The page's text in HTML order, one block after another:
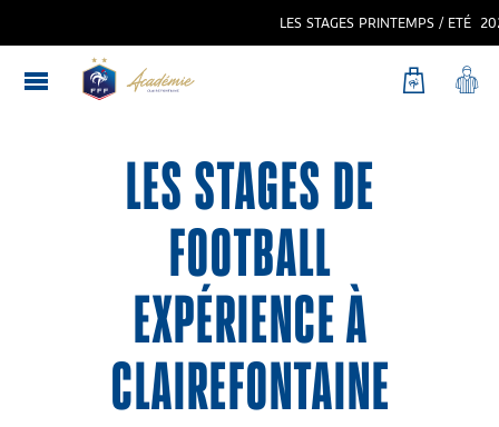
LES STAGES PRINTEMPS / ETÉ 2026 DE
LES STAGES DE
FOOTBALL
EXPÉRIENCE À
CLAIREFONTAINE